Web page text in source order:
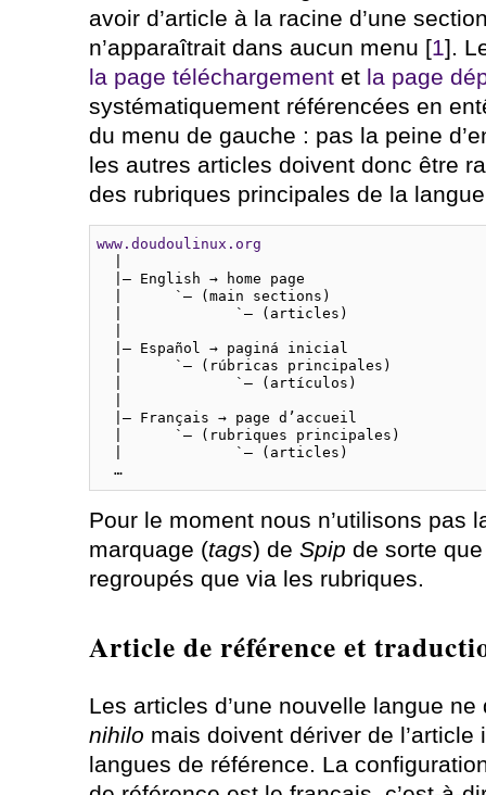
avoir d’article à la racine d’une
n’apparaîtrait dans aucun menu [1].
la page téléchargementet la page
systématiquement référencées en
du menu de gauche : pas la peine
les autres articles doivent donc être
des rubriques principales de la
www.doudoulinux.org
  |— English → home page
  |      `— (main sections)
  |             `— (articles)
  |— Español → paginá inicial
  |      `— (rúbricas principales)
  |             `— (artículos)
  |— Français → page d’accueil
  |      `— (rubriques principales)
  |             `— (articles)
  …
Pour le moment nous n’utilisons pas
marquage (tags) de Spip de sorte
regroupés que via les rubriques.
Article de référence et
Les articles d’une nouvelle langue
nihilo mais doivent dériver de l’article
langues de référence. La